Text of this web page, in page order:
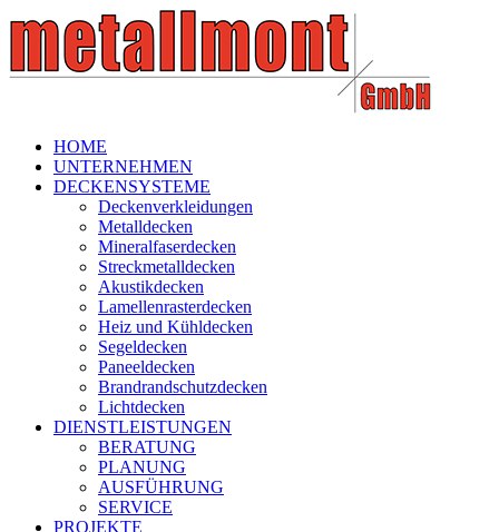
HOME
UNTERNEHMEN
DECKENSYSTEME
Deckenverkleidungen
Metalldecken
Mineralfaserdecken
Streckmetalldecken
Akustikdecken
Lamellenrasterdecken
Heiz und Kühldecken
Segeldecken
Paneeldecken
Brandrandschutzdecken
Lichtdecken
DIENSTLEISTUNGEN
BERATUNG
PLANUNG
AUSFÜHRUNG
SERVICE
PROJEKTE